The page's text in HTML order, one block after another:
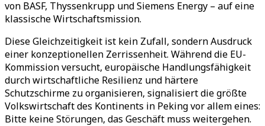
von BASF, Thyssenkrupp und Siemens Energy – auf eine
klassische Wirtschaftsmission.
Diese Gleichzeitigkeit ist kein Zufall, sondern Ausdruck
einer konzeptionellen Zerrissenheit. Während die EU-
Kommission versucht, europäische Handlungsfähigkeit
durch wirtschaftliche Resilienz und härtere
Schutzschirme zu organisieren, signalisiert die größte
Volkswirtschaft des Kontinents in Peking vor allem eines:
Bitte keine Störungen, das Geschäft muss weitergehen.